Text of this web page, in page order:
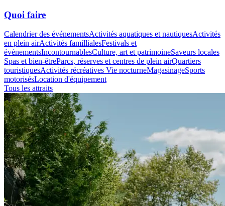
Quoi faire
Calendrier des événementsActivités aquatiques et nautiquesActivités
en plein airActivités famillialesFestivals et
événementsIncontournablesCulture, art et patrimoineSaveurs locales
Spas et bien-êtreParcs, réserves et centres de plein airQuartiers
touristiquesActivités récréatives Vie nocturneMagasinageSports
motorisésLocation d'équipement
Tous les attraits